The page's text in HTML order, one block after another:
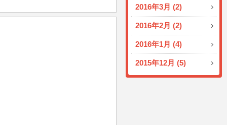
2016年3月 (2)
2016年2月 (2)
2016年1月 (4)
2015年12月 (5)